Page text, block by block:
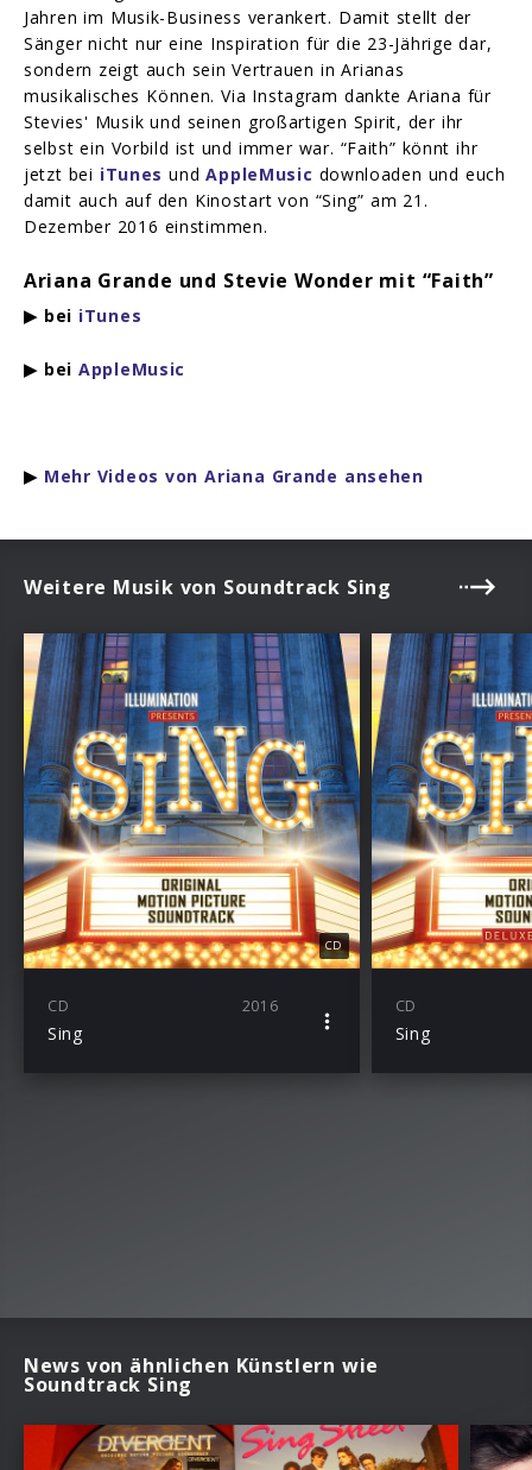
Jahren im Musik-Business verankert. Damit stellt der
Sänger nicht nur eine Inspiration für die 23-Jährige dar,
sondern zeigt auch sein Vertrauen in Arianas
musikalisches Können. Via Instagram dankte Ariana für
Stevies' Musik und seinen großartigen Spirit, der ihr
selbst ein Vorbild ist und immer war. “Faith” könnt ihr
jetzt bei iTunes undAppleMusic downloaden und euch
damit auch auf den Kinostart von “Sing” am 21.
Dezember 2016 einstimmen.
Ariana Grande und Stevie Wonder mit “Faith”
▶ bei iTunes
▶ beiAppleMusic
▶ Mehr Videos von Ariana Grande ansehen
Weitere Musik von Soundtrack Sing
CD
CD 2016
Sing
CD
Sing
News von ähnlichen Künstlern wie
Soundtrack Sing